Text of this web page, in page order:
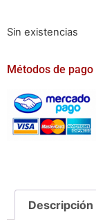
Sin existencias
Métodos de pago
Descripción